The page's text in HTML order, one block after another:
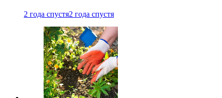
2 года спустя2 года спустя